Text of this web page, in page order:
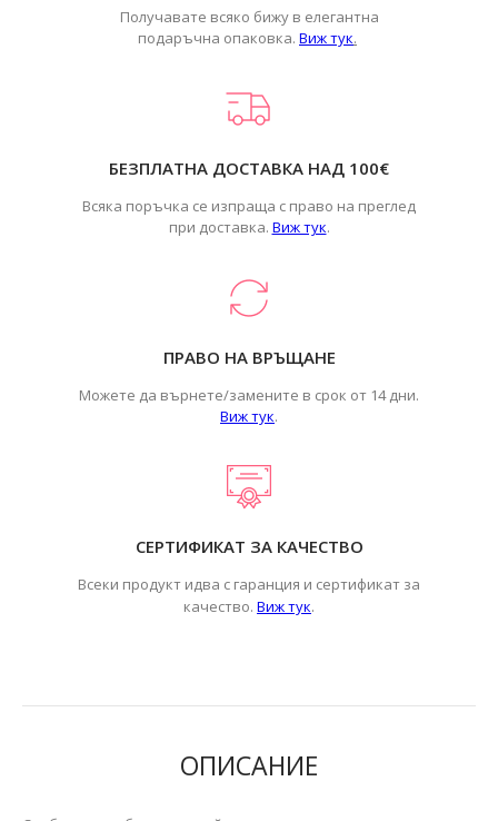
Получавате всяко бижу в елегантна
подаръчна опаковка. Виж тук.
БЕЗПЛАТНА ДОСТАВКА НАД 100€
Всяка поръчка се изпраща с право на преглед
при доставка. Виж тук.
ПРАВО НА ВРЪЩАНЕ
Можете да върнете/замените в срок от 14 дни.
Виж тук.
СЕРТИФИКАТ ЗА КАЧЕСТВО
Всеки продукт идва с гаранция и сертификат за
качество. Виж тук.
ОПИСАНИЕ